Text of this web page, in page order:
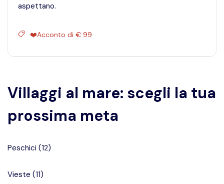
aspettano.
❤️Acconto di € 99
Villaggi al mare: scegli la tua
prossima meta
Peschici (12)
Vieste (11)